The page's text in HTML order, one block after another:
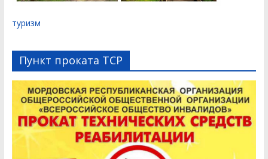
туризм
Пункт проката ТСР